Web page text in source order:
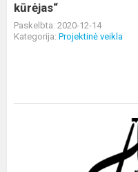
kūrėjas“
Paskelbta: 2020-12-14
Kategorija: Projektinė veikla